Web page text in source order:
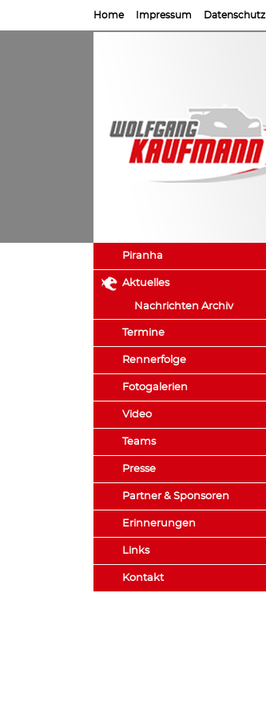
Home Impressum Datenschutz
Piranha
Aktuelles
Nachrichten Archiv
Termine
Rennerfolge
Fotogalerien
Video
Teams
Presse
Partner & Sponsoren
Erinnerungen
Links
Kontakt